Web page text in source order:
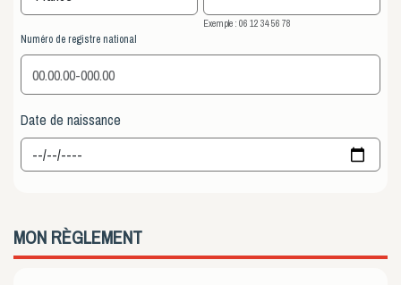
Exemple : 06 12 34 56 78
Numéro de registre national
Date de naissance
MON RÈGLEMENT